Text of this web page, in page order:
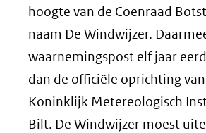
hoogte van de Coenraad
naam De Windwijzer.
waarnemingspost elf jaar
dan de officiële oprichting
Koninklijk Metereologisch
Bilt. De Windwijzer moest